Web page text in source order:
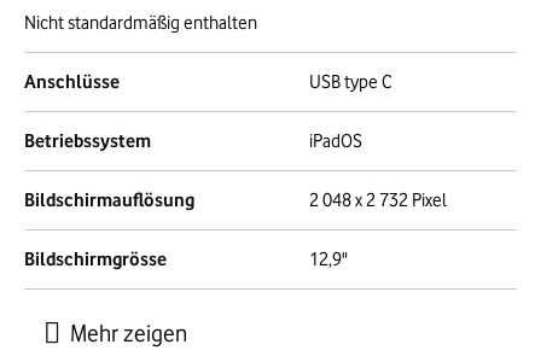
Nicht standardmäßig enthalten
Anschlüsse USB type C
Betriebssystem iPadOS
Bildschirmauflösung 2 048 x 2 732 Pixel
Bildschirmgrösse 12,9"